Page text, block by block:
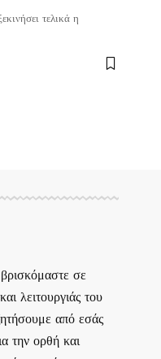
τελικά η
σε
λειτουργιάς του
από εσάς
την ορθή και